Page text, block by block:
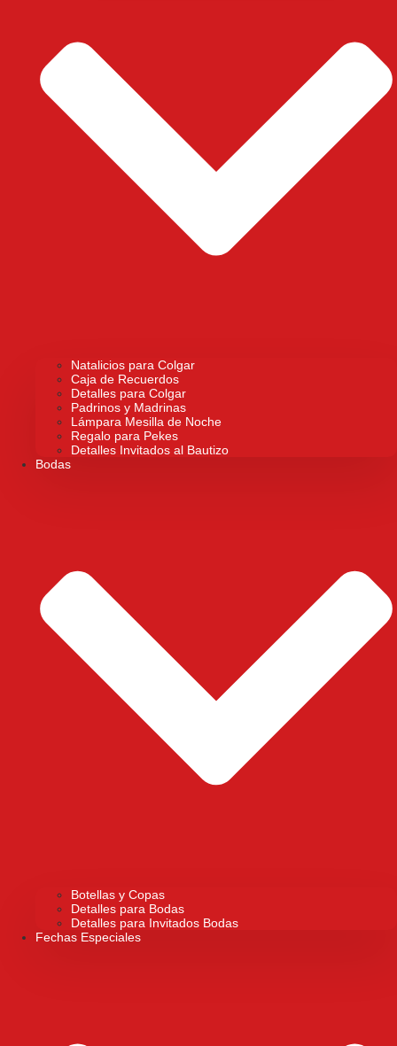
Natalicios para Colgar
Caja de Recuerdos
Detalles para Colgar
Padrinos y Madrinas
Lámpara Mesilla de Noche
Regalo para Pekes
Detalles Invitados al Bautizo
Bodas
Botellas y Copas
Detalles para Bodas
Detalles para Invitados Bodas
Fechas Especiales